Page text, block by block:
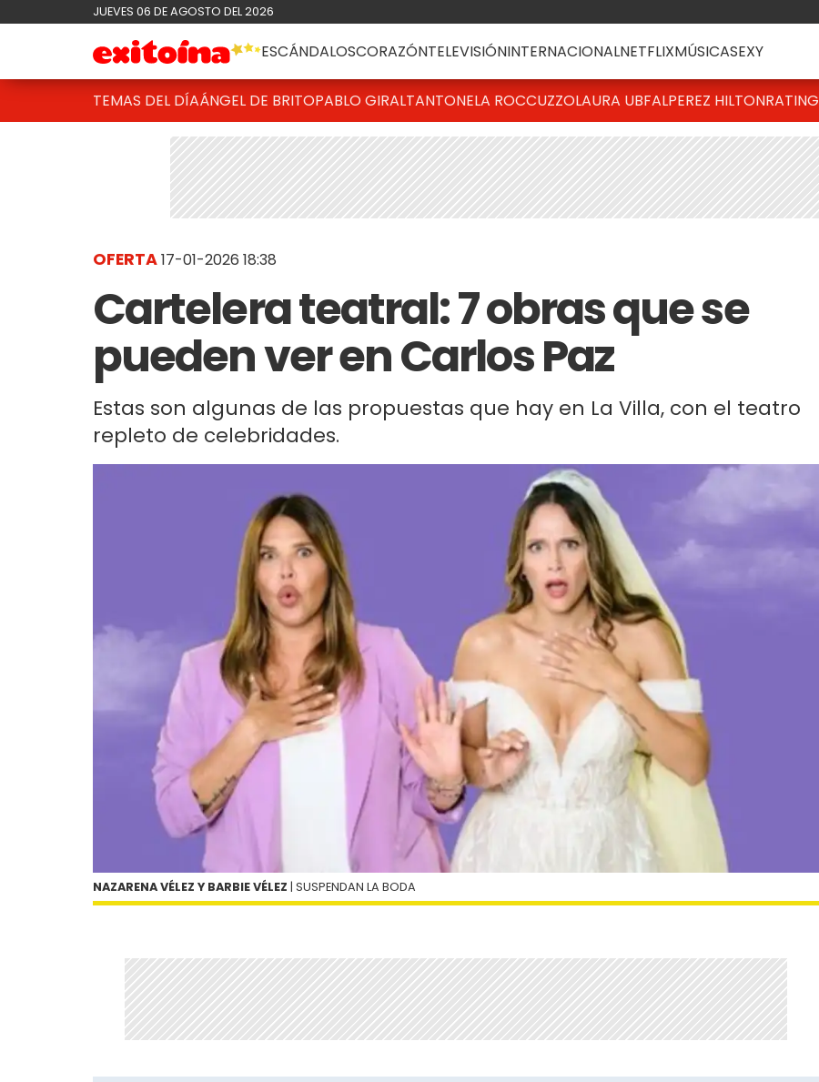
JUEVES 06 DE AGOSTO DEL 2026
ESCÁNDALOSCORAZÓNTELEVISIÓNINTERNACIONALNETFLIXMÚSICASEXY
TEMAS DEL DÍAÁNGEL DE BRITOPABLO GIRALTANTONELA ROCCUZZOLAURA UBFALPEREZ HILTONRATING
OFERTA17-01-2026 18:38
Cartelera teatral: 7 obras que se
pueden ver en Carlos Paz
Estas son algunas de las propuestas que hay en La Villa, con el teatro
repleto de celebridades.
NAZARENA VÉLEZ Y BARBIE VÉLEZ | SUSPENDAN LA BODA